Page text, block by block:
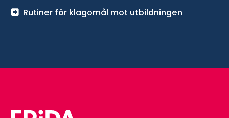
Rutiner för klagomål mot utbildningen